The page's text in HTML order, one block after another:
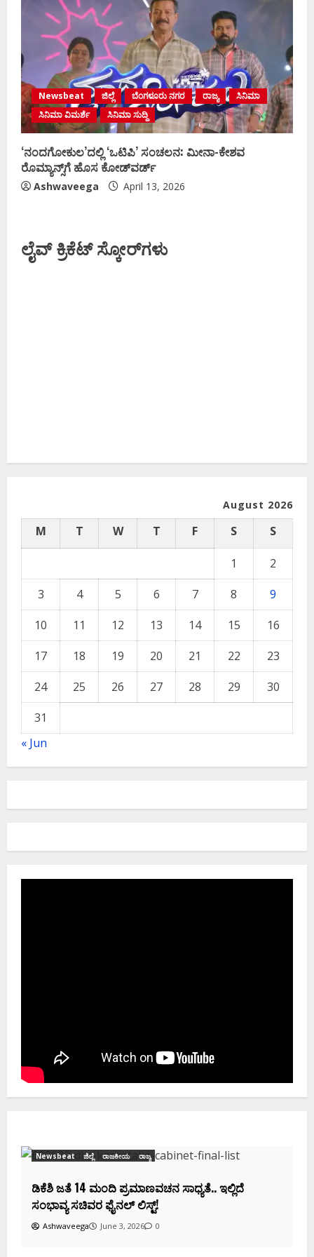
Newsbeat ಜಿಲ್ಲೆ ಬೆಂಗಳೂರು ನಗರ ರಾಜ್ಯ
ಸಿನಿಮಾ
ಸಿನಿಮಾ ವಿಮರ್ಶೆ
ಸಿನಿಮಾ ಸುದ್ದಿ
‘ನಂದಗೋಕುಲ’ದಲ್ಲಿ ‘ಒಟಿಪಿ’ ಸಂಚಲನ: ಮೀನಾ-ಕೇಶವ
ರೊಮ್ಯಾನ್ಸ್‌ಗೆ ಹೊಸ ಕೋಡ್‌ವರ್ಡ್
Ashwaveega April 13, 2026
ಲೈವ್ ಕ್ರಿಕೆಟ್ ಸ್ಕೋರ್‌ಗಳು
August 2026
M T W T F S S
1
2
3
4 5 6 7 8
9
10
11 12 13 14 15
16
17
18 19 20 21 22
23
24
25 26 27 28 29
30
31
« Jun
Newsbeat ಜಿಲ್ಲೆ ರಾಜಕೀಯ ರಾಜ್ಯ
ಡಿಕೆಶಿ ಜತೆ 14 ಮಂದಿ ಪ್ರಮಾಣವಚನ ಸಾಧ್ಯತೆ.. ಇಲ್ಲಿದೆ
ಸಂಭಾವ್ಯ ಸಚಿವರ ಫೈನಲ್ ಲಿಸ್ಟ್‌!
Ashwaveega June 3, 2026 0